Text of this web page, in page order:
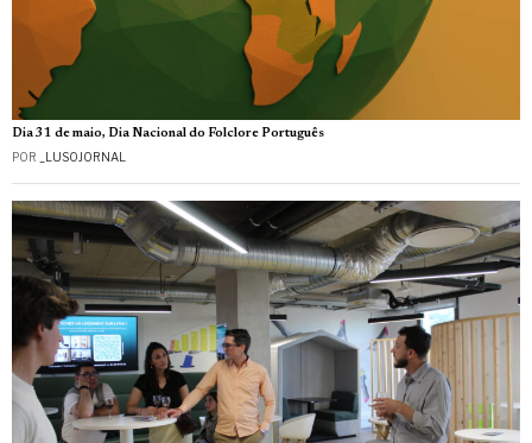
Dia 31 de maio, Dia Nacional do Folclore Português
POR _LUSOJORNAL